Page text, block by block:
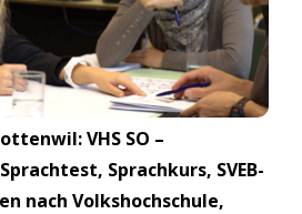
VHS SO –
Sprachkurs, SVEB-
nach Volkshochschule,